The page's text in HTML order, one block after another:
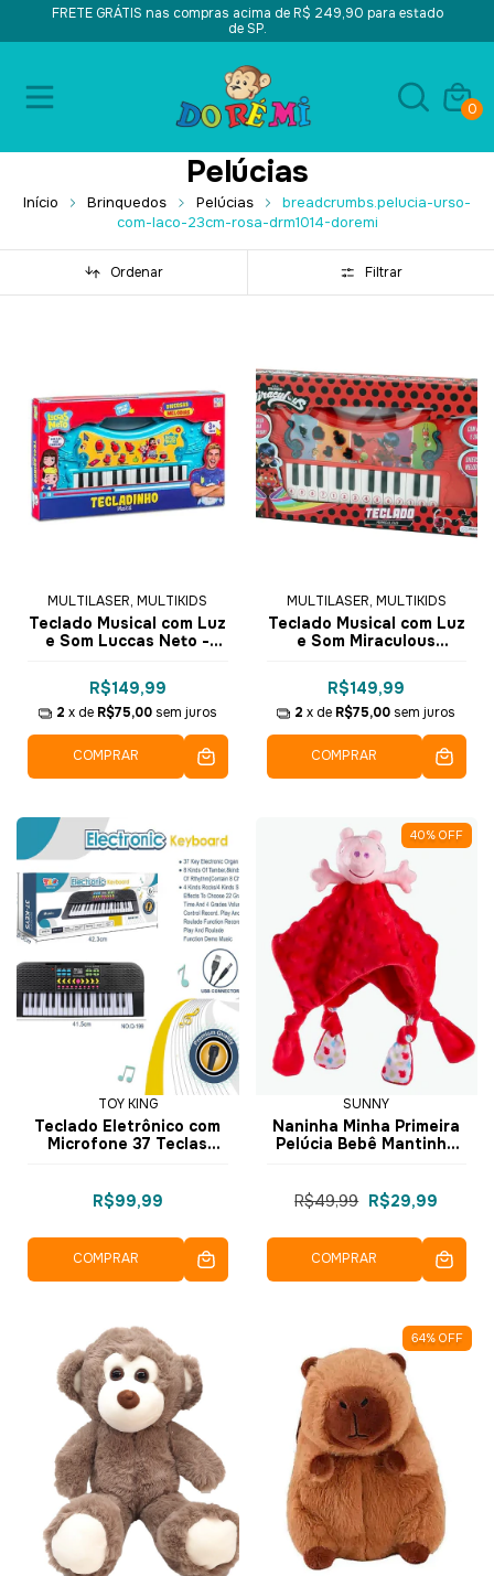
FRETE GRÁTIS nas compras acima de R$ 249,90 para estado
de SP.
0
Pelúcias
Início Brinquedos Pelúcias
breadcrumbs.pelucia-urso-
com-laco-23cm-rosa-drm1014-doremi
Ordenar Filtrar
MULTILASER, MULTIKIDS
Teclado Musical com Luz
e Som Luccas Neto -
R$149,99
2 x de R$75,00 sem juros
COMPRAR
MULTILASER, MULTIKIDS
Teclado Musical com Luz
e Som Miraculous
Multikids
R$149,99
2 x de R$75,00 sem juros
COMPRAR
TOY KING
Teclado Eletrônico com
Microfone 37 Teclas
R$99,99
COMPRAR
40% OFF
SUNNY
Naninha Minha Primeira
Pelúcia Bebê Mantinha
R$49,99 R$29,99
COMPRAR
64% OFF